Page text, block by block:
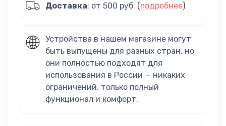
Доставка: от 500 руб. (подробнее)
Устройства в нашем магазине могут
быть выпущены для разных стран, но
они полностью подходят для
использования в России — никаких
ограничений, только полный
функционал и комфорт.